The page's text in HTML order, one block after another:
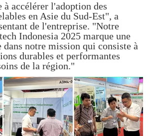
à accélérer l'adoption des
en Asie du Sud-Est", a
de l'entreprise. "Notre
Indonesia 2025 marque une
dans notre mission qui consiste à
durables et performantes
de la région."